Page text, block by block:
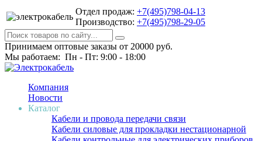
Отдел продаж: +7(495)798-04-13
Производство: +7(495)798-29-05
Принимаем оптовые заказы от 20000 руб.
Мы работаем: Пн - Пт: 9:00 - 18:00
Компания
Новости
Каталог
Кабели и провода передачи связи
Кабели силовые для прокладки нестационарной